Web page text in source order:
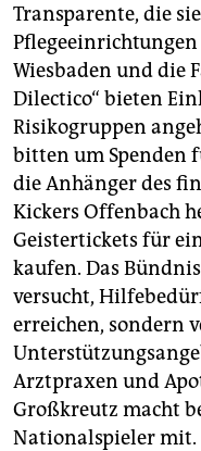
Transparente, die
Pflegeeinrichtungen
Wiesbaden und die
Dilectico“ bieten
Risikogruppen
bitten um Spenden
die Anhänger des
Kickers Offenbach
Geistertickets für
kaufen. Das
versucht,
erreichen, sondern
Arztpraxen und
Großkreutz macht
Nationalspieler mit.